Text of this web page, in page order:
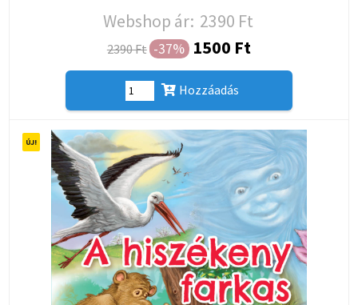
Webshop ár: 2390 Ft
2390 Ft -37% 1500 Ft
Hozzáadás